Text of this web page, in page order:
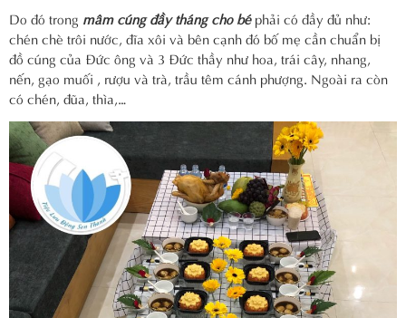
Do đó trong mâm cúng đầy tháng cho bé phải có đầy đủ như:
chén chè trôi nước, đĩa xôi và bên cạnh đó bố mẹ cần chuẩn bị
đồ cúng của Đức ông và 3 Đức thầy như hoa, trái cây, nhang,
nến, gạo muối , rượu và trà, trầu têm cánh phượng. Ngoài ra còn
có chén, đũa, thìa,…